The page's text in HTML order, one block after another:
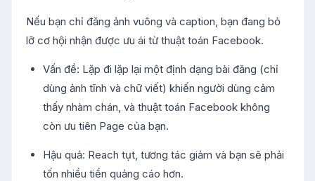
Nếu bạn chỉ đăng ảnh vuông và caption, bạn đang bỏ
lỡ cơ hội nhận được ưu ái từ thuật toán Facebook.
Vấn đề: Lặp đi lặp lại một định dạng bài đăng (chỉ
dùng ảnh tĩnh và chữ viết) khiến người dùng cảm
thấy nhàm chán, và thuật toán Facebook không
còn ưu tiên Page của bạn.
Hậu quả: Reach tụt, tương tác giảm và bạn sẽ phải
tốn nhiều tiền quảng cáo hơn.